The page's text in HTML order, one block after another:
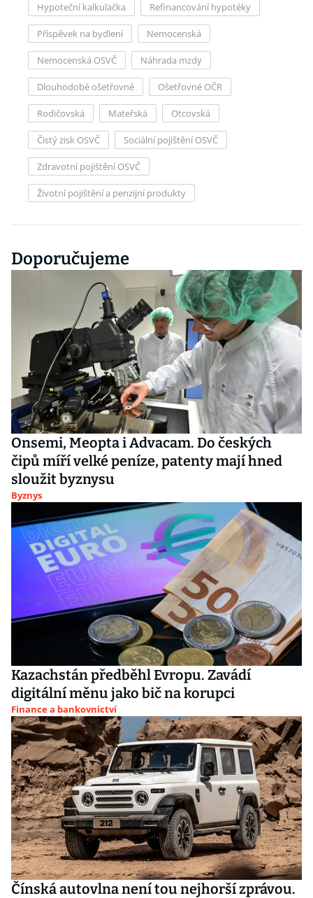
Hypoteční kalkulačka Refinancování hypotéky
Příspěvek na bydlení Nemocenská
Nemocenská OSVČ Náhrada mzdy
Dlouhodobé ošetřovné Ošetřovné OČR
Rodičovská Mateřská Otcovská
Čistý zisk OSVČ Sociální pojištění OSVČ
Zdravotní pojištění OSVČ
Životní pojištění a penzijní produkty
Doporučujeme
Onsemi, Meopta i Advacam. Do českých
čipů míří velké peníze, patenty mají hned
sloužit byznysu
Byznys
Kazachstán předběhl Evropu. Zavádí
digitální měnu jako bič na korupci
Finance a bankovnictví
Čínská autovlna není tou nejhorší zprávou.